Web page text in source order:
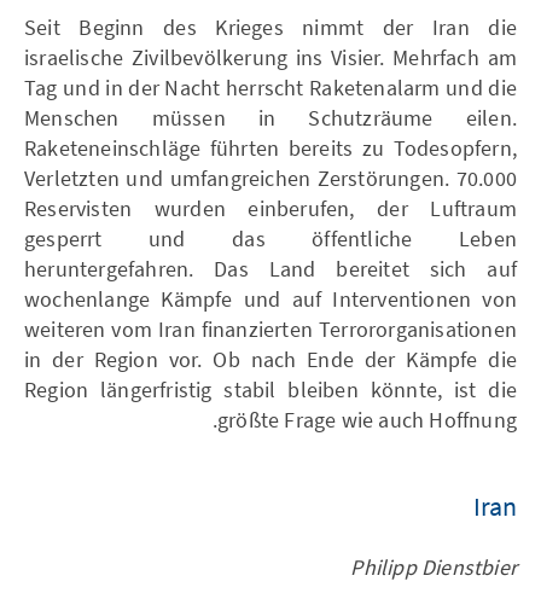
Seit Beginn des Krieges nimmt der Iran die
israelische Zivilbevölkerung ins Visier. Mehrfach am
Tag und in der Nacht herrscht Raketenalarm und die
Menschen müssen in Schutzräume eilen.
Raketeneinschläge führten bereits zu Todesopfern,
Verletzten und umfangreichen Zerstörungen. 70.000
Reservisten wurden einberufen, der Luftraum
gesperrt und das öffentliche Leben
heruntergefahren. Das Land bereitet sich auf
wochenlange Kämpfe und auf Interventionen von
weiteren vom Iran finanzierten Terrororganisationen
in der Region vor. Ob nach Ende der Kämpfe die
Region längerfristig stabil bleiben könnte, ist die
größte Frage wie auch Hoffnung.
Iran
Philipp Dienstbier